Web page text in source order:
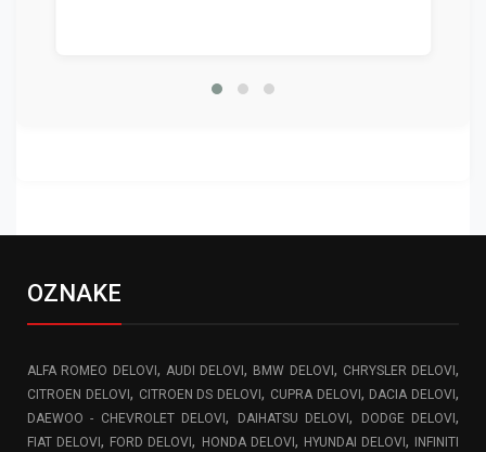
OZNAKE
ALFA ROMEO DELOVI, AUDI DELOVI, BMW DELOVI, CHRYSLER DELOVI,
CITROEN DELOVI, CITROEN DS DELOVI, CUPRA DELOVI, DACIA DELOVI,
DAEWOO - CHEVROLET DELOVI, DAIHATSU DELOVI, DODGE DELOVI,
FIAT DELOVI, FORD DELOVI, HONDA DELOVI, HYUNDAI DELOVI, INFINITI